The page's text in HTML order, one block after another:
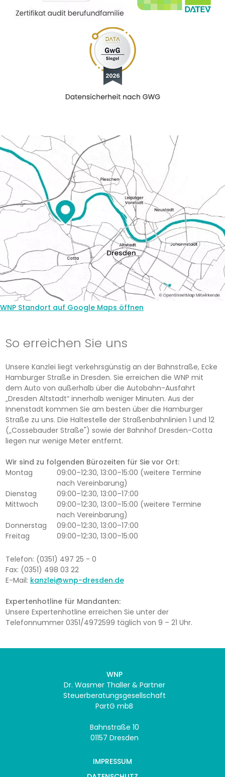
WNP Standort auf Google Maps öffnen
So erreichen Sie uns
Unsere Kanzlei liegt verkehrsgünstig an der Bahnstraße, Ecke
Hamburger Straße in Dresden. Sie erreichen die WNP mit
dem Auto von außerhalb über die Autobahn-Ausfahrt
„Dresden Altstadt“ innerhalb weniger Minuten. Aus der
Innenstadt kommen Sie am besten über die Hamburger
Straße zu uns. Die Haltestelle der Straßenbahnlinien 1 und 12
(„Cossebauder Straße") sowie der Bahnhof Dresden-Cotta
liegen nur wenige Meter entfernt.
Wir sind zu folgenden Bürozeiten für Sie vor Ort:
Montag
09:00–12:30, 13:00–15:00 (weitere Termine
nach Vereinbarung)
Dienstag
09:00–12:30, 13:00–17:00
Mittwoch
09:00–12:30, 13:00–15:00 (weitere Termine
nach Vereinbarung)
Donnerstag
09:00–12:30, 13:00–17:00
Freitag
09:00–12:30, 13:00–15:00
Telefon: (0351) 497 25 - 0
Fax: (0351) 498 03 22
E-Mail: kanzlei@wnp-dresden.de
Expertenhotline für Mandanten:
Unsere Expertenhotline erreichen Sie unter der
Telefonnummer 0351/4972599 täglich von 9 – 21 Uhr.
WNP
Dr. Wasmer Thaller & Partner
Steuerberatungsgesellschaft
PartG mbB
Bahnstraße 10
01157 Dresden
IMPRESSUM